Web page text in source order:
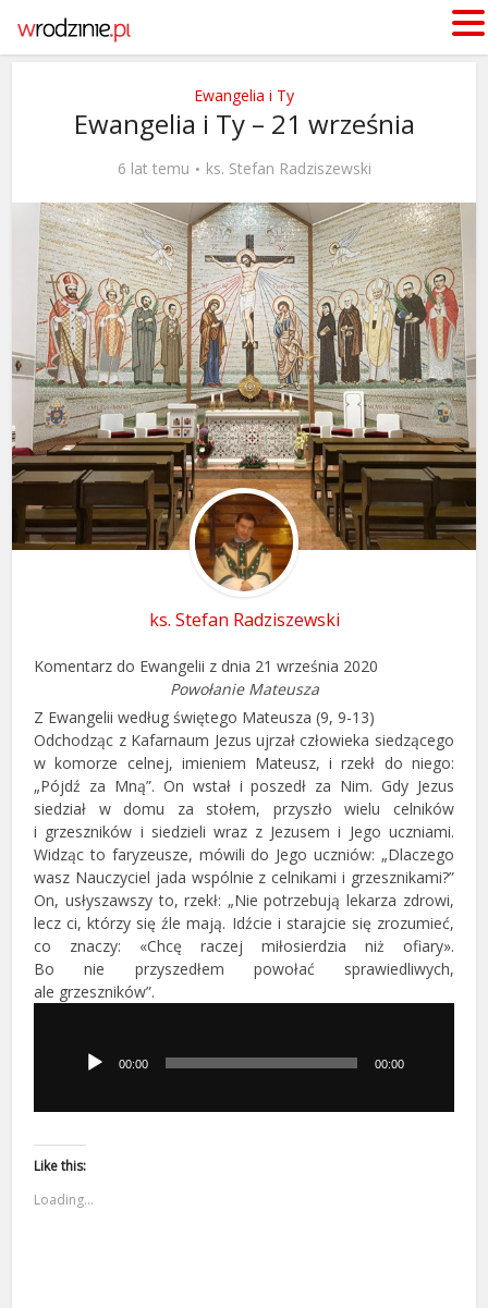
Ewangelia i Ty
Ewangelia i Ty – 21 września
6 lat temu ks. Stefan Radziszewski
ks. Stefan Radziszewski
Komentarz do Ewangelii z dnia 21 września 2020
Powołanie Mateusza
Z Ewangelii według świętego Mateusza (9, 9-13)
Odchodząc z Kafarnaum Jezus ujrzał człowieka siedzącego
w komorze celnej, imieniem Mateusz, i rzekł do niego:
„Pójdź za Mną”. On wstał i poszedł za Nim. Gdy Jezus
siedział w domu za stołem, przyszło wielu celników
i grzeszników i siedzieli wraz z Jezusem i Jego uczniami.
Widząc to faryzeusze, mówili do Jego uczniów: „Dlaczego
wasz Nauczyciel jada wspólnie z celnikami i grzesznikami?”
On, usłyszawszy to, rzekł: „Nie potrzebują lekarza zdrowi,
lecz ci, którzy się źle mają. Idźcie i starajcie się zrozumieć,
co znaczy: «Chcę raczej miłosierdzia niż ofiary».
Bo nie przyszedłem powołać sprawiedliwych,
ale grzeszników”.
dźwiękowych00:00 00:00
Like this:
Loading...